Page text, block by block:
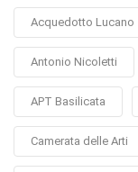
Acquedotto Lucano
Antonio Nicoletti
APT Basilicata
Camerata delle Arti